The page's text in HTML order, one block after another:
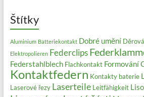
Štítky
Aluminium Batteriekontakt Dobré umění
Elektropolieren Federclips
Federstahlblech Flachkontakt Formování
Kontaktfedern Kontakty baterie
Laserové řezy Laserteile Leitfähigkeit